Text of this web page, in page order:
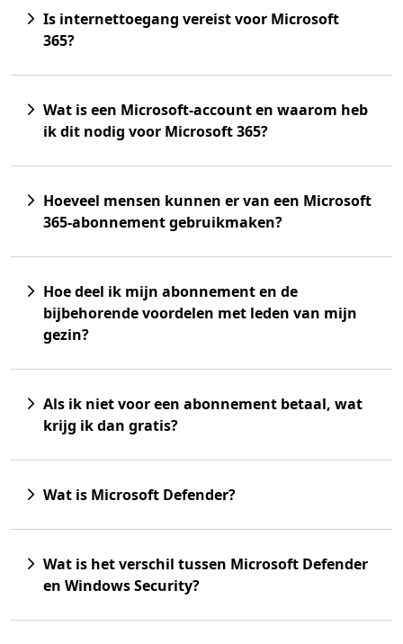
Is internettoegang vereist voor Microsoft
365?
Wat is een Microsoft-account en waarom heb
ik dit nodig voor Microsoft 365?
Hoeveel mensen kunnen er van een Microsoft
365-abonnement gebruikmaken?
Hoe deel ik mijn abonnement en de
bijbehorende voordelen met leden van mijn
gezin?
Als ik niet voor een abonnement betaal, wat
krijg ik dan gratis?
Wat is Microsoft Defender?
Wat is het verschil tussen Microsoft Defender
en Windows Security?